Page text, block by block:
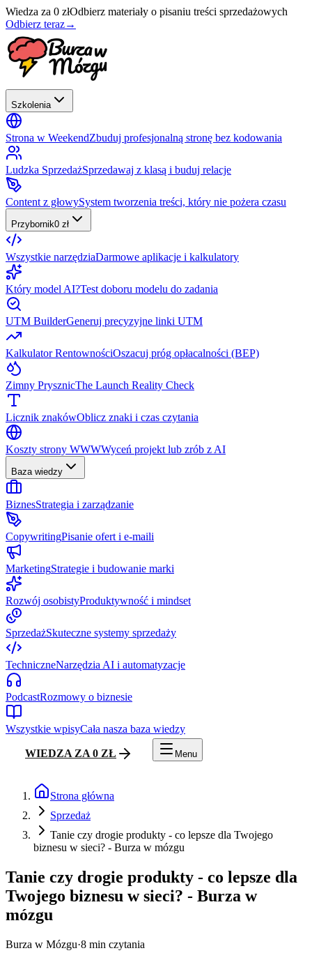
Wiedza za 0 złOdbierz materiały o pisaniu treści sprzedażowych
Odbierz teraz→
Szkolenia
Strona w WeekendZbuduj profesjonalną stronę bez kodowania
Ludzka SprzedażSprzedawaj z klasą i buduj relacje
Content z głowySystem tworzenia treści, który nie pożera czasu
Przybornik0 zł
Wszystkie narzędziaDarmowe aplikacje i kalkulatory
Który model AI?Test doboru modelu do zadania
UTM BuilderGeneruj precyzyjne linki UTM
Kalkulator RentownościOszacuj próg opłacalności (BEP)
Zimny PrysznicThe Launch Reality Check
Licznik znakówOblicz znaki i czas czytania
Koszty strony WWWWyceń projekt lub zrób z AI
Baza wiedzy
BiznesStrategia i zarządzanie
CopywritingPisanie ofert i e-maili
MarketingStrategie i budowanie marki
Rozwój osobistyProduktywność i mindset
SprzedażSkuteczne systemy sprzedaży
TechniczneNarzędzia AI i automatyzacje
PodcastRozmowy o biznesie
Wszystkie wpisyCała nasza baza wiedzy
WIEDZA ZA 0 ZŁ Menu
Strona główna
Sprzedaż
Tanie czy drogie produkty - co lepsze dla Twojego
biznesu w sieci? - Burza w mózgu
Tanie czy drogie produkty - co lepsze dla
Twojego biznesu w sieci? - Burza w
mózgu
Burza w Mózgu·8 min czytania